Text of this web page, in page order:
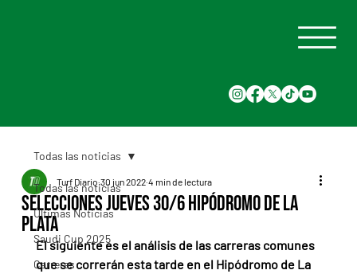
Todas las noticias
Últimas Noticias
Saudi Cup 2025
Carreras
Todas las noticias
Selecciones Jueves 30/6 Hipódromo de La
Plata
Turf Diario 30 jun 2022 4 min de lectura
El siguiente es el análisis de las carreras comunes
que se correrán esta tarde en el Hipódromo de La